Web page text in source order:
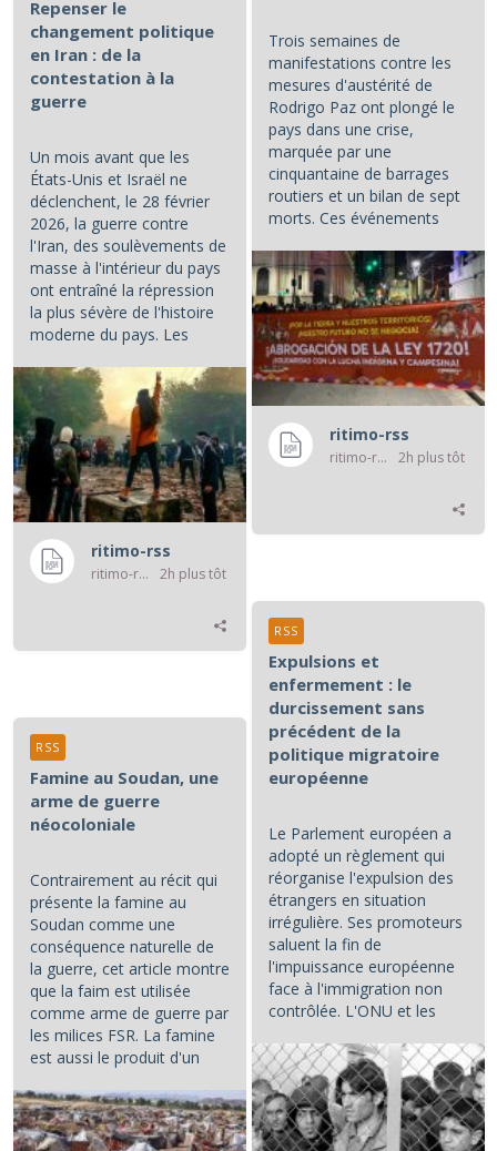
Trois semaines de
manifestations contre les
mesures d'austérité de
Rodrigo Paz ont plongé le
pays dans une crise,
marquée par une
cinquantaine de barrages
routiers et un bilan de sept
morts. Ces événements
ritimo-rss
ritimo-rss 2h plus tôt
Repenser le
changement politique
en Iran : de la
contestation à la
guerre
Un mois avant que les
États-Unis et Israël ne
déclenchent, le 28 février
2026, la guerre contre
l'Iran, des soulèvements de
masse à l'intérieur du pays
ont entraîné la répression
la plus sévère de l'histoire
moderne du pays. Les
ritimo-rss
ritimo-rss 2h plus tôt
Expulsions et
enfermement : le
durcissement sans
précédent de la
politique migratoire
européenne
Le Parlement européen a
adopté un règlement qui
réorganise l'expulsion des
étrangers en situation
irrégulière. Ses promoteurs
saluent la fin de
l'impuissance européenne
face à l'immigration non
contrôlée. L'ONU et les
RSS
Famine au Soudan, une
arme de guerre
néocoloniale
Contrairement au récit qui
présente la famine au
Soudan comme une
conséquence naturelle de
la guerre, cet article montre
que la faim est utilisée
comme arme de guerre par
les milices FSR. La famine
est aussi le produit d'un
RSS